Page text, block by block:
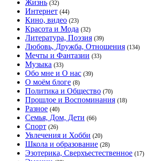
Жизнь (32)
Интернет (44)
Кино, видео (23)
Красота и Мода (32)
Литература, Поэзия (39)
Любовь, Дружба, Отношения (134)
Мечты и Фантазии (33)
Музыка (33)
Обо мне и О нас (39)
О моём блоге (8)
Политика и Общество (70)
Прошлое и Воспоминания (18)
Разное (40)
Семья, Дом, Дети (66)
Спорт (26)
Увлечения и Хобби (20)
Школа и образование (28)
Эзотерика, Сверхъестественное (17)